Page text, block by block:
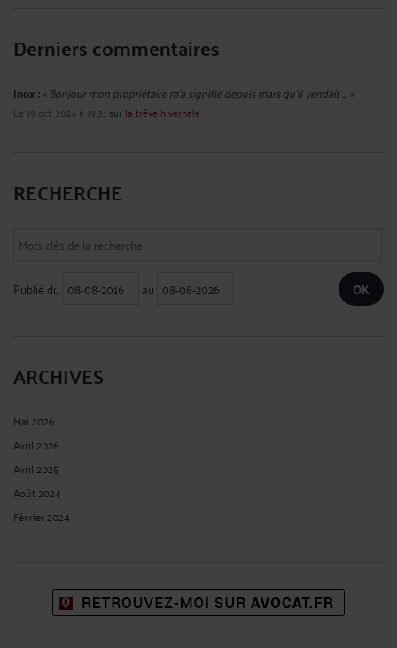
Derniers commentaires
Inox :« Bonjour mon propriétaire m’a signifié depuis mars qu’il vendait ... »
Le 19 oct. 2024 à 19:31 sur la trêve hivernale
RECHERCHE
Publié du au
ARCHIVES
Mai 2026
Avril 2026
Avril 2025
Août 2024
Février 2024